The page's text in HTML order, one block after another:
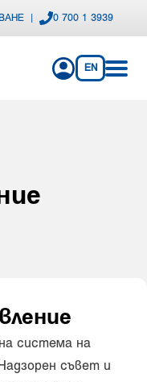
0 700 1 3939
EN
система на
съвет и